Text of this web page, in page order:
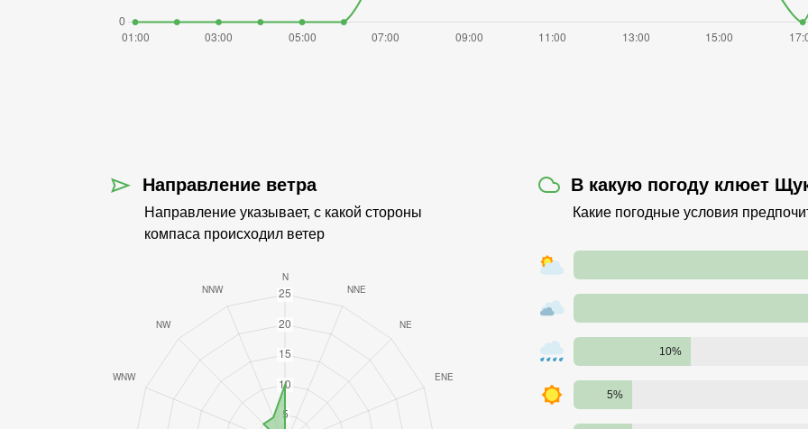
Направление ветра
Направление указывает, с какой стороны
компаса происходил ветер
В какую погоду клюет
Какие погодные условия
10%
5%